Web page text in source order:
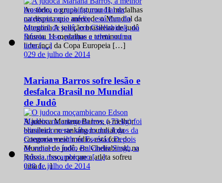
Ao todo, o grupo faturou 11 medalhas
na disputa que antecede o Mundial da
categoria A seleção brasileira de judô
faturou 11 medalhas e terminou na
liderança da Copa Europeia […]
029 de julho de 2014
Mariana Barros sofre lesão e
desfalca Brasil no Mundial
de Judô
A judoca Mariana Barros, a melhor
brasileira no ranking mundial da
categoria meio médio, está fora do
Mundial de judô, em Cheliabinsk, na
Rússia. Isso, porque a atleta sofreu
uma […]
028 de julho de 2014